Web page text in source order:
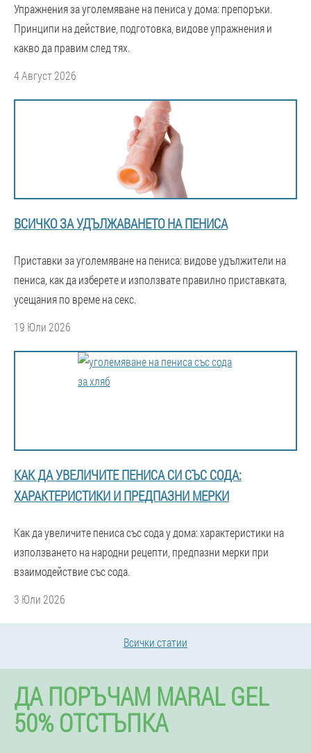
Упражнения за уголемяване на пениса у дома: препоръки.
Принципи на действие, подготовка, видове упражнения и
какво да правим след тях.
4 Август 2026
ВСИЧКО ЗА УДЪЛЖАВАНЕТО НА ПЕНИСА
Приставки за уголемяване на пениса: видове удължители на
пениса, как да изберете и използвате правилно приставката,
усещания по време на секс.
19 Юли 2026
КАК ДА УВЕЛИЧИТЕ ПЕНИСА СИ СЪС СОДА:
ХАРАКТЕРИСТИКИ И ПРЕДПАЗНИ МЕРКИ
Как да увеличите пениса със сода у дома: характеристики на
използването на народни рецепти, предпазни мерки при
взаимодействие със сода.
3 Юли 2026
Всички статии
ДА ПОРЪЧАМ MARAL GEL
50% ОТСТЪПКА